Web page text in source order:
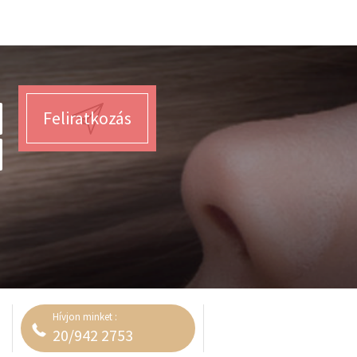
Feliratkozás
Hívjon minket :
20/942 2753